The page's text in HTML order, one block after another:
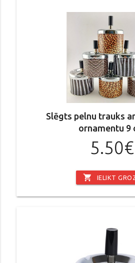
Slēgts pelnu trauks
ornamentu 9
5.50€
shopping_cart IELIKT